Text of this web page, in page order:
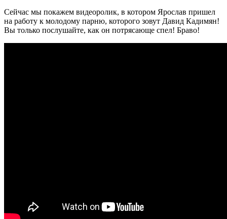
Сейчас мы покажем видеоролик, в котором Ярослав пришел
на работу к молодому парню, которого зовут Давид Кадимян!
Вы только послушайте, как он потрясающе спел! Браво!